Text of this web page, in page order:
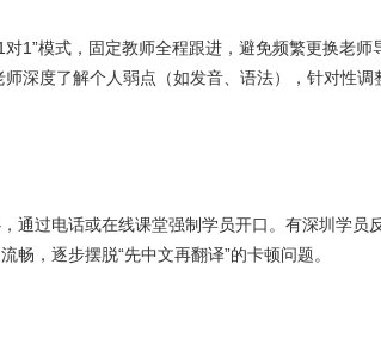
1”模式，固定教师全程跟进，避免频繁更换老
深度了解个人弱点（如发音、语法），针对性调
通过电话或在线课堂强制学员开口。有深圳学员
畅，逐步摆脱“先中文再翻译”的卡顿问题。